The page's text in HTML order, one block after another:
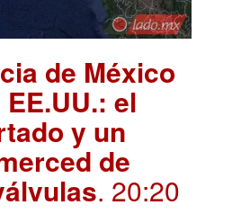
de México
el
y un
de
. 20:20